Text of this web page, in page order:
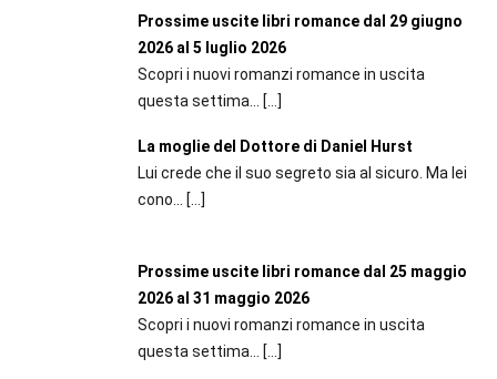
Prossime uscite libri romance dal 29 giugno
2026 al 5 luglio 2026
Scopri i nuovi romanzi romance in uscita
questa settima... […]
La moglie del Dottore di Daniel Hurst
Lui crede che il suo segreto sia al sicuro. Ma lei
cono...
[…]
Prossime uscite libri romance dal 25 maggio
2026 al 31 maggio 2026
Scopri i nuovi romanzi romance in uscita
questa settima...
[…]